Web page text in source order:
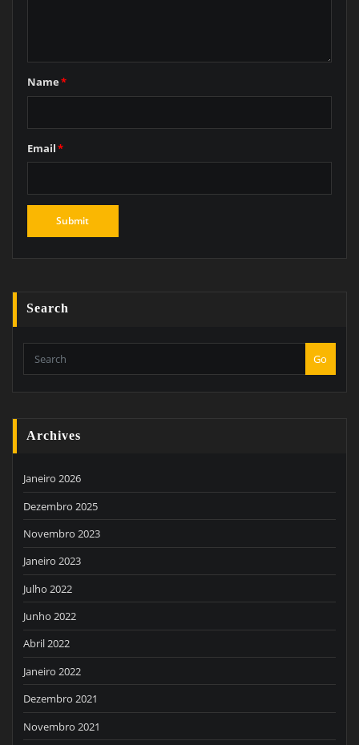
Name*
Email*
Search
Go
Archives
Janeiro 2026
Dezembro 2025
Novembro 2023
Janeiro 2023
Julho 2022
Junho 2022
Abril 2022
Janeiro 2022
Dezembro 2021
Novembro 2021